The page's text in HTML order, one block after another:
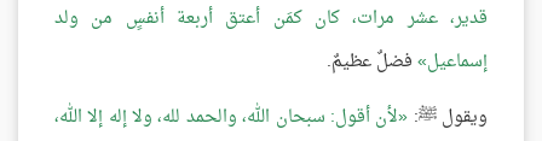
قدير، عشر مرات، كان كمَن أعتق أربعة أنفسٍ من ولد
إسماعيل فضلٌ عظيمٌ.
ويقول ﷺ: لأن أقول: سبحان الله، والحمد لله، ولا إله إلا الله،